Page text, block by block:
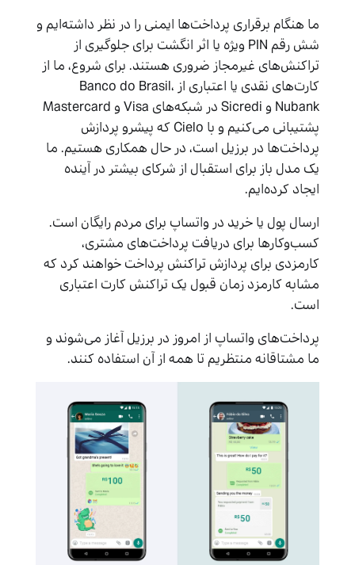
ما هنگام برقراری پرداخت‌ها ایمنی را در نظر داشته‌ایم و
شش رقم PIN ویژه یا اثر انگشت برای جلوگیری از
تراکنش‌های غیرمجاز ضروری هستند. برای شروع، ما از
کارت‌های نقدی یا اعتباری از Banco do Brasil،
Nubank و Sicredi در شبکه‌های Visa و Mastercard
پشتیبانی می‌کنیم و با Cielo که پیشرو پردازش
پرداخت‌ها در برزیل است، در حال همکاری هستیم. ما
یک مدل باز برای استقبال از شرکای بیشتر در آینده
ایجاد کرده‌ایم.
ارسال پول یا خرید در واتساپ برای مردم رایگان است.
کسب‌وکارها برای دریافت پرداخت‌های مشتری،
کارمزدی برای پردازش تراکنش پرداخت خواهند کرد که
مشابه کارمزد زمان قبول یک تراکنش کارت اعتباری
است.
پرداخت‌های واتساپ از امروز در برزیل آغاز می‌شوند و
ما مشتاقانه منتظریم تا همه از آن استفاده کنند.